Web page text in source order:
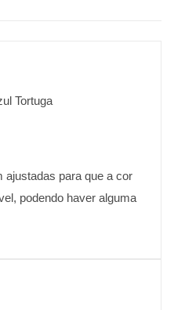
Tortuga
ajustadas para que a cor
podendo haver alguma